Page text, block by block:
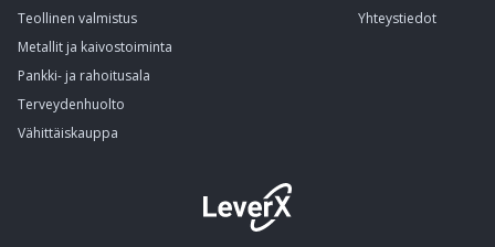
Teollinen valmistus
Metallit ja kaivostoiminta
Pankki- ja rahoitusala
Terveydenhuolto
Vähittäiskauppa
Yhteystiedot